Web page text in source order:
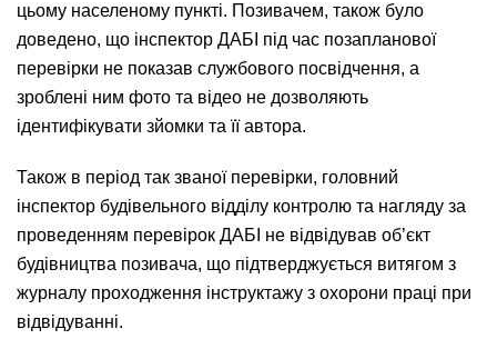
цьому населеному пункті. Позивачем, також було
доведено, що інспектор ДАБІ під час позапланової
перевірки не показав службового посвідчення, а
зроблені ним фото та відео не дозволяють
ідентифікувати зйомки та її автора.
Також в період так званої перевірки, головний
інспектор будівельного відділу контролю та нагляду за
проведенням перевірок ДАБІ не відвідував об’єкт
будівництва позивача, що підтверджується витягом з
журналу проходження інструктажу з охорони праці при
відвідуванні.